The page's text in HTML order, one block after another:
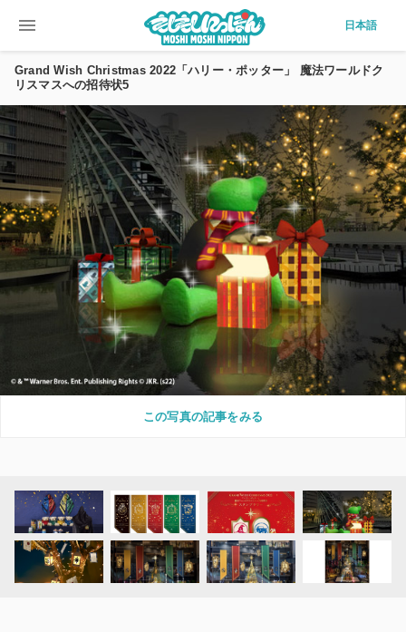
menu 日本語
Grand Wish Christmas 2022「ハリー・ポッター」 魔法ワールドク
リスマスへの招待状5
この写真の記事をみる